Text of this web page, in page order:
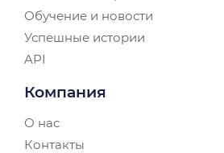
Обучение и новости
Успешные истории
API
Компания
О нас
Контакты